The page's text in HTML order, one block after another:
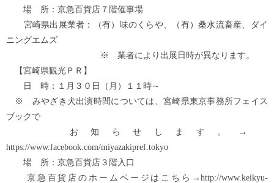
場 所：京急百貨店７階催事場
宮崎県出展業者：（有）味のくらや、（有）桑水流畜産、ダイ
ニングエムズ
※ 業者により出展日時が異なります。
【宮崎県観光ＰＲ】
日 時：１月３０日（月）１１時～
※ みやざき犬出演時間については、宮崎県東京事務所フェイス
ブックで
お知らせします。→
https://www.facebook.com/miyazakipref.tokyo
場 所：京急百貨店３階入口
京急百貨店のホームページはこちら→http://www.keikyu-